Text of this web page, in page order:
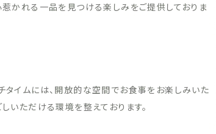
惹かれる一品を見つける楽しみをご提供しておりま
タイムには、開放的な空間でお食事をお楽しみいた
いただける環境を整えております。